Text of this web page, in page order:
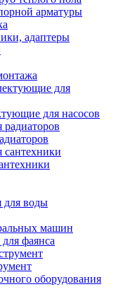
арматуры
адаптеры
для насосов
для воды
машин
фаянса
оборудования